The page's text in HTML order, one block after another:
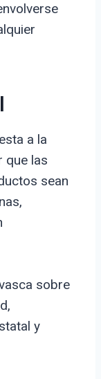
a la
que las
sean
sobre
y